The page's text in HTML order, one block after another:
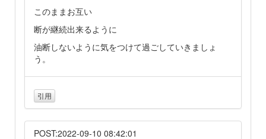
このままお互い
断が継続出来るように
油断しないように気をつけて過ごしていきましょ
う。
引用
POST:2022-09-10 08:42:01